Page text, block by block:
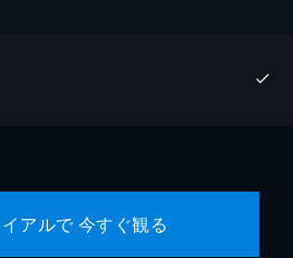
アルで 今すぐ観る